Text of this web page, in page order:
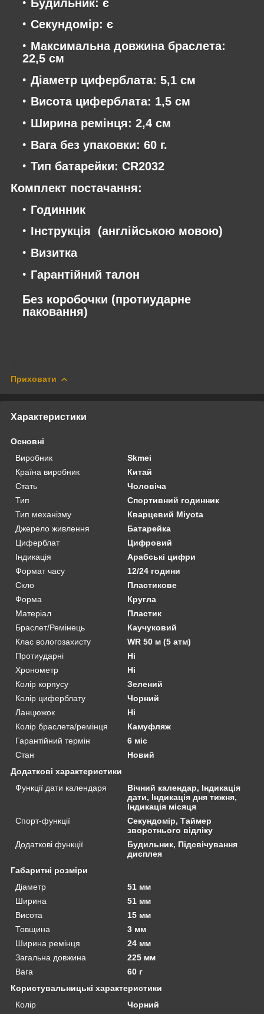
Будильник: є
Секундомір: є
Максимальна довжина браслета:
22,5 см
Діаметр циферблата: 5,1 см
Висота циферблата: 1,5 см
Ширина ремінця: 2,4 см
Вага без упаковки: 60 г.
Тип батарейки: CR2032
Комплект постачання:
Годинник
Інструкція (англійською мовою)
Визитка
Гарантійний талон
Без коробочки (протиударне
паковання)
Приховати
Характеристики
Основні
Виробник
Skmei
Країна виробник
Китай
Стать
Чоловіча
Тип
Спортивний годинник
Тип механізму
Кварцевий Miyota
Джерело живлення
Батарейка
Циферблат
Цифровий
Індикація
Арабські цифри
Формат часу
12/24 години
Скло
Пластикове
Форма
Кругла
Матеріал
Пластик
Браслет/Ремінець
Каучуковий
Клас вологозахисту
WR 50 м (5 атм)
Протиударні
Ні
Хронометр
Ні
Колір корпусу
Зелений
Колір циферблату
Чорний
Ланцюжок
Ні
Колір браслета/ремінця
Камуфляж
Гарантійний термін
6 міс
Стан
Новий
Додаткові характеристики
Функції дати календаря
Вічний календар, Індикація
дати, Індикація дня тижня,
Індикація місяця
Спорт-функції
Секундомір, Таймер
зворотнього відліку
Додаткові функції
Будильник, Підсвічування
дисплея
Габаритні розміри
Діаметр
51 мм
Ширина
51 мм
Висота
15 мм
Товщина
3 мм
Ширина ремінця
24 мм
Загальна довжина
225 мм
Вага
60 г
Користувальницькі характеристики
Колір
Чорний